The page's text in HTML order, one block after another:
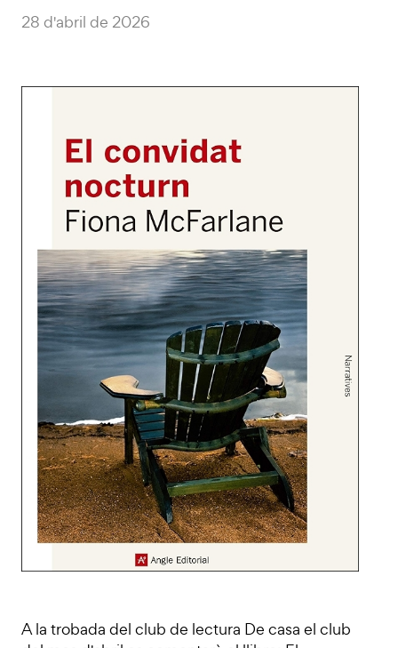
28 d'abril de 2026
A la trobada del club de lectura De casa el club